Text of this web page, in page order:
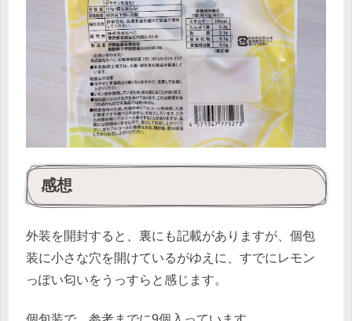
感想
外装を開封すると、裏にも記載がありますが、個包
装に小さな穴を開けているがゆえに、すでにレモン
っぽい匂いをうっすらと感じます。